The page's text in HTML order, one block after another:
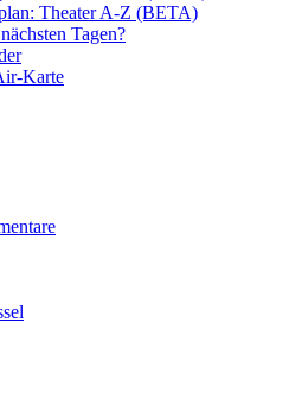
Theater A-Z (BETA)
Tagen?
Karte